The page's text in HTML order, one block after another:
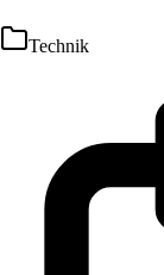
Technik